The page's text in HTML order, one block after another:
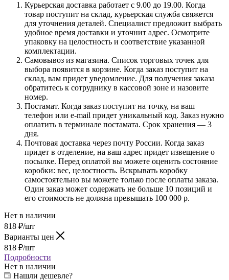
Курьерская доставка работает с 9.00 до 19.00. Когда
товар поступит на склад, курьерская служба свяжется
для уточнения деталей. Специалист предложит выбрать
удобное время доставки и уточнит адрес. Осмотрите
упаковку на целостность и соответствие указанной
комплектации.
Самовывоз из магазина. Список торговых точек для
выбора появится в корзине. Когда заказ поступит на
склад, вам придет уведомление. Для получения заказа
обратитесь к сотруднику в кассовой зоне и назовите
номер.
Постамат. Когда заказ поступит на точку, на ваш
телефон или e-mail придет уникальный код. Заказ нужно
оплатить в терминале постамата. Срок хранения — 3
дня.
Почтовая доставка через почту России. Когда заказ
придет в отделение, на ваш адрес придет извещение о
посылке. Перед оплатой вы можете оценить состояние
коробки: вес, целостность. Вскрывать коробку
самостоятельно вы можете только после оплаты заказа.
Один заказ может содержать не больше 10 позиций и
его стоимость не должна превышать 100 000 р.
Нет в наличии
818 ₽/шт
Варианты цен
818 ₽/шт
Подробности
Нет в наличии
Нашли дешевле?